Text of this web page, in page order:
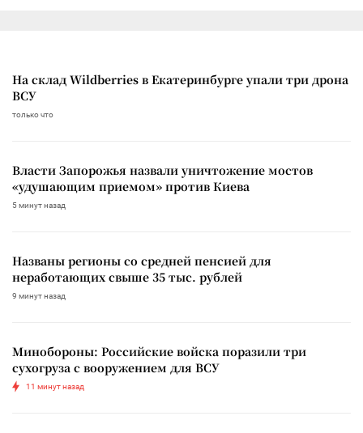
На склад Wildberries в Екатеринбурге упали три дрона
ВСУ
только что
Власти Запорожья назвали уничтожение мостов
«удушающим приемом» против Киева
5 минут назад
Названы регионы со средней пенсией для
неработающих свыше 35 тыс. рублей
9 минут назад
Минобороны: Российские войска поразили три
сухогруза с вооружением для ВСУ
11 минут назад